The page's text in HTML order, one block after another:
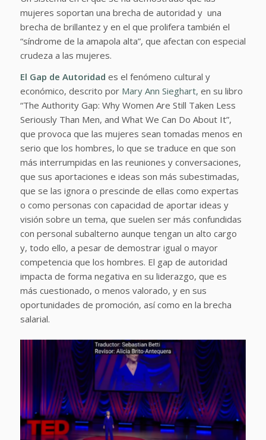
mujeres soportan una brecha de autoridad y una
brecha de brillantez y en el que prolifera también el
“síndrome de la amapola alta”, que afectan con especial
crudeza a las mujeres.
El Gap de Autoridad es el fenómeno cultural y
económico, descrito por Mary Ann Sieghart, en su libro
“The Authority Gap: Why Women Are Still Taken Less
Seriously Than Men, and What We Can Do About It”,
que provoca que las mujeres sean tomadas menos en
serio que los hombres, lo que se traduce en que son
más interrumpidas en las reuniones y conversaciones,
que sus aportaciones e ideas son más subestimadas,
que se las ignora o prescinde de ellas como expertas
o como personas con capacidad de aportar ideas y
visión sobre un tema, que suelen ser más confundidas
con personal subalterno aunque tengan un alto cargo
y, todo ello, a pesar de demostrar igual o mayor
competencia que los hombres. El gap de autoridad
impacta de forma negativa en su liderazgo, que es
más cuestionado, o menos valorado, y en sus
oportunidades de promoción, así como en la brecha
salarial.